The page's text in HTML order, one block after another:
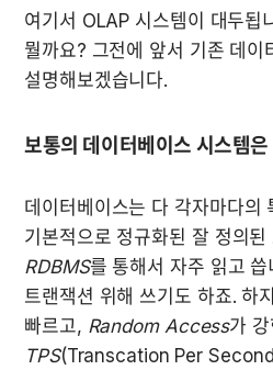
여기서 OLAP 시스템이 대두됩
뭘까요? 그전에 앞서 기존 데이
설명해보겠습니다.
보통의 데이터베이스 시스템은
데이터베이스는 다 각자마다의
RDBMS를 통해서 자주 읽고
트랜잭션 위해 쓰기도 하죠. 하
빠르고, Random Access
TPS(Transcation Per